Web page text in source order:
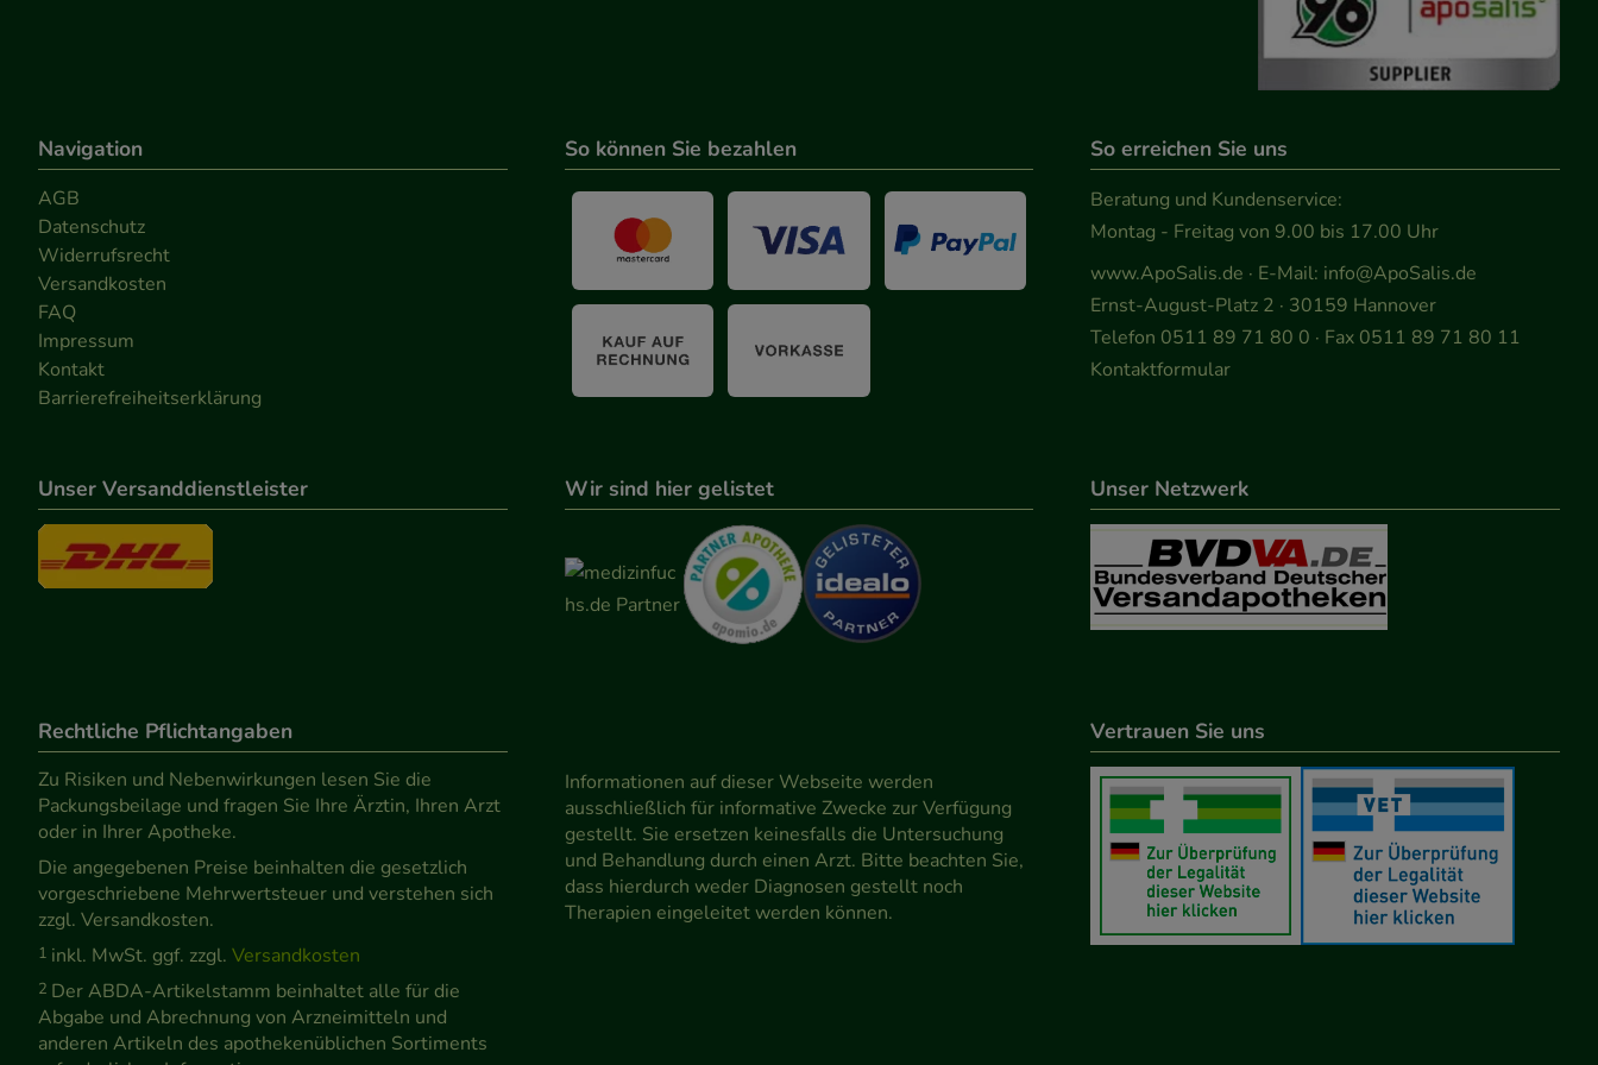
Navigation
AGB
Datenschutz
Widerrufsrecht
Versandkosten
FAQ
Impressum
Kontakt
Barrierefreiheitserklärung
So können Sie bezahlen So erreichen Sie uns
Beratung und Kundenservice:
Montag - Freitag von 9.00 bis 17.00 Uhr
www.ApoSalis.de · E-Mail: info@ApoSalis.de
Ernst-August-Platz 2 · 30159 Hannover
Telefon 0511 89 71 80 0 · Fax 0511 89 71 80 11
Kontaktformular
Unser Versanddienstleister Wir sind hier gelistet Unser Netzwerk
Rechtliche Pflichtangaben
Zu Risiken und Nebenwirkungen lesen Sie die
Packungsbeilage und fragen Sie Ihre Ärztin, Ihren Arzt
oder in Ihrer Apotheke.
Die angegebenen Preise beinhalten die gesetzlich
vorgeschriebene Mehrwertsteuer und verstehen sich
zzgl. Versandkosten.
1 inkl. MwSt. ggf. zzgl. Versandkosten
2 Der ABDA-Artikelstamm beinhaltet alle für die
Abgabe und Abrechnung von Arzneimitteln und
anderen Artikeln des apothekenüblichen Sortiments
Informationen auf dieser Webseite werden
ausschließlich für informative Zwecke zur Verfügung
gestellt. Sie ersetzen keinesfalls die Untersuchung
und Behandlung durch einen Arzt. Bitte beachten Sie,
dass hierdurch weder Diagnosen gestellt noch
Therapien eingeleitet werden können.
Vertrauen Sie uns